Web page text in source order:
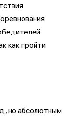
как пройти
но абсолютным